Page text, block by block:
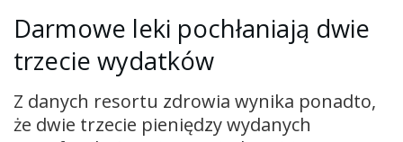
Darmowe leki pochłaniają dwie
trzecie wydatków
Z danych resortu zdrowia wynika ponadto,
że dwie trzecie pieniędzy wydanych